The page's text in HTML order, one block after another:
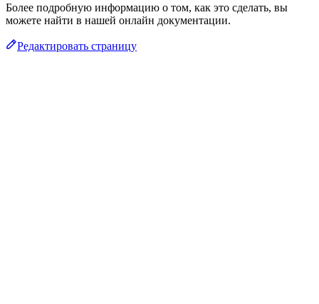
Более подробную информацию о том, как это сделать, вы
можете найти в нашей онлайн документации.
Редактировать страницу